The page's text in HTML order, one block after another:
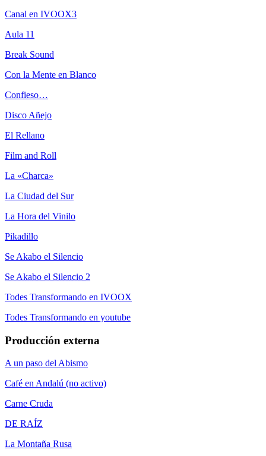
Canal en IVOOX3
Aula 11
Break Sound
Con la Mente en Blanco
Confieso…
Disco Añejo
El Rellano
Film and Roll
La «Charca»
La Ciudad del Sur
La Hora del Vinilo
Pikadillo
Se Akabo el Silencio
Se Akabo el Silencio 2
Todes Transformando en IVOOX
Todes Transformando en youtube
Producción externa
A un paso del Abismo
Café en Andalú (no activo)
Carne Cruda
DE RAÍZ
La Montaña Rusa